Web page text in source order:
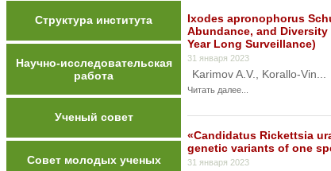
Структура института
Научно-исследовательская
работа
Ученый совет
Совет молодых ученых
Ixodes apronophorus
Abundance, and
Year Long Surveillance)
31 января 2023
Karimov A.V., Korallo-Vin...
Читать далее...
«Candidatus Rickettsia
genetic variants of one
31 января 2023